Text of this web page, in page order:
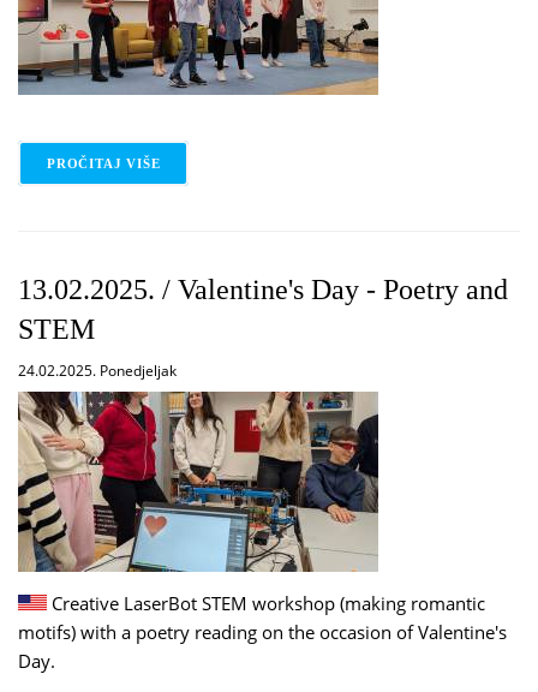
PROČITAJ VIŠE
13.02.2025. / Valentine's Day - Poetry and
STEM
24.02.2025. Ponedjeljak
Creative LaserBot STEM workshop (making romantic
motifs) with a poetry reading on the occasion of Valentine's
Day.